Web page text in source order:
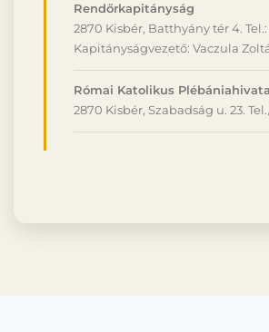
Rendőrkapitányság
2870 Kisbér, Batthyány tér 4. Tel.:
Kapitányságvezető: Vaczula
Római Katolikus
2870 Kisbér, Szabadság u. 23.